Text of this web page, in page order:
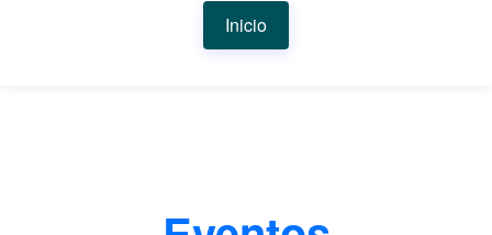
Inicio